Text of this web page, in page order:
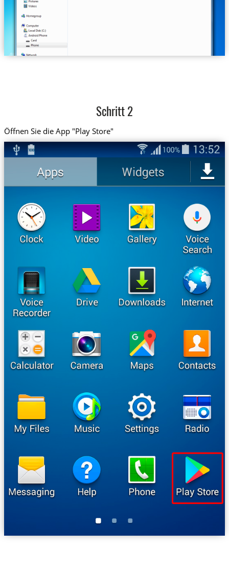
Schritt 2
Öffnen Sie die App "Play Store"